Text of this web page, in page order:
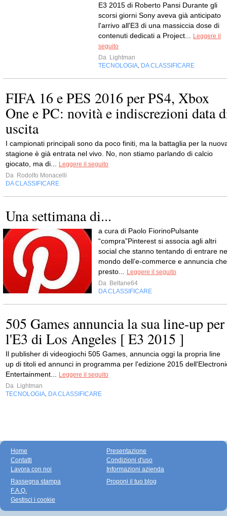
E3 2015 di Roberto Pansi Durante gli
scorsi giorni Sony aveva già anticipato
l'arrivo all'E3 di una massiccia dose di
contenuti dedicati a Project...
Leggere il
seguito
Da Lightman
TECNOLOGIA DA CLASSIFICARE
FIFA 16 e PES 2016 per PS4, Xbox
One e PC: novità e indiscrezioni data
uscita
I campionati principali sono da poco finiti, ma la battaglia per la
stagione è già entrata nel vivo. No, non stiamo parlando di calcio
giocato, ma di...
Leggere il seguito
Da Rodolfo Monacelli
DA CLASSIFICARE
Una settimana di...
a cura di Paolo FiorinoPulsante
“compra”Pinterest si associa agli altri
social che stanno tentando di entrare
mondo dell’e-commerce e annuncia che
presto...
Leggere il seguito
Da Beltane64
DA CLASSIFICARE
505 Games annuncia la sua line-up per
l'E3 di Los Angeles [ E3 2015 ]
Il publisher di videogiochi 505 Games, annuncia oggi la propria line
up di titoli ed annunci in programma per l'edizione 2015
Entertainment...
Leggere il seguito
Da Lightman
TECNOLOGIA DA CLASSIFICARE
Home
Contatti
Lavora con noi
Presentazione
Condizioni d'uso
Informazioni azienda
Rassegna stampa
F.A.Q.
Gestisci i cookie
Proponi il tuo blog